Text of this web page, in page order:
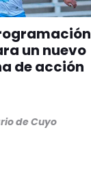
un nuevo
de acción
de Cuyo